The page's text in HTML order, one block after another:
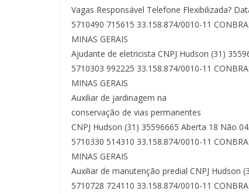
Vagas Responsável Telefone Flexibilizada?
5710490 715615 33.158.874/0010-11
MINAS GERAIS
Ajudante de eletricista CNPJ Hudson (31)
5710303 992225 33.158.874/0010-11
MINAS GERAIS
Auxiliar de jardinagem na
conservação de vias permanentes
CNPJ Hudson (31) 35596665 Aberta 18 Não
5710330 514310 33.158.874/0010-11
MINAS GERAIS
Auxiliar de manutenção predial CNPJ Hudson
5710728 724110 33.158.874/0010-11